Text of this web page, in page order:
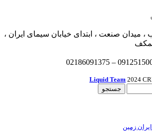
میدان صنعت ، ابتدای خیابان سیمای ایران ،
همکف
Liquid Team 2024
جستجو
زمین